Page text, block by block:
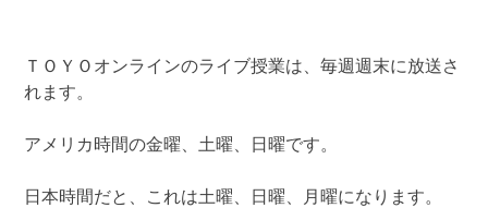
ＴＯＹＯオンラインのライブ授業は、毎週週末に放送さ
れます。
アメリカ時間の金曜、土曜、日曜です。
日本時間だと、これは土曜、日曜、月曜になります。